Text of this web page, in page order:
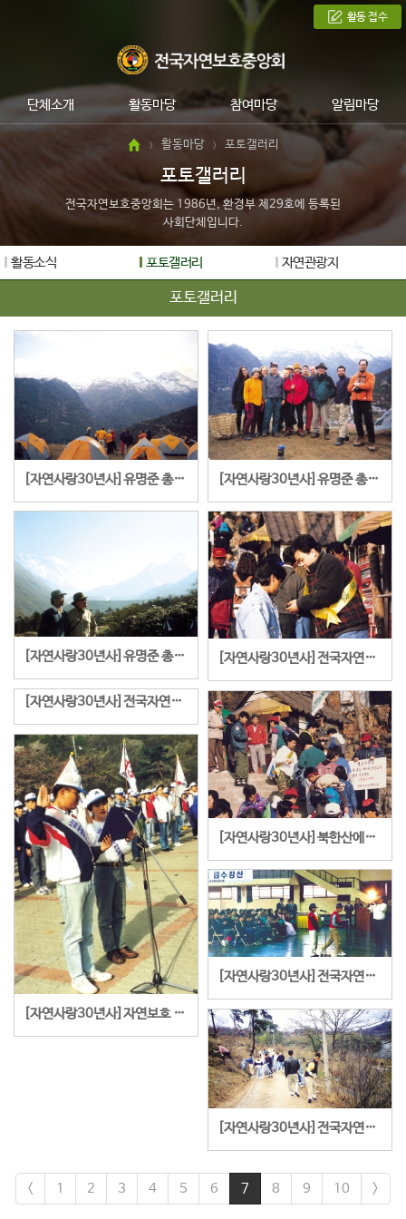
단체소개 활동마당 참여마당 알림마당
활동 접수
> 활동마당 > 포토갤러리
포토갤러리
전국자연보호중앙회는 1986년, 환경부 제29호에 등록된
사회단체입니다.
활동소식 포토갤러리 자연관광지
포토갤러리
[자연사랑30년사]유명준 총재는 국내 환경운동가로는 최초로 에베레스트 등정 길 [자연사랑30년사]유명준 총재는 국내 환경운동가로는 최초로 에베레스트 등정 길
[자연사랑30년사]유명준 총재는 국내 환경운동가로는 최초로 에베레스트 등정 길 [자연사랑30년사]전국자연보호중앙회 SMS청소년탐사단을 이끌고 백두산 등정에 오른 이소희단장과 대원들
[자연사랑30년사]전국자연보호중앙회 SMS청소년탐사단을 이끌고 백두산 등정에 오른 이소희단장과 대원들
[자연사랑30년사]북한산에서 자연보호 캠페인을 전개하고 있는 이영준 대학분과위원장
[자연사랑30년사]자연보호 헌장 낭독
[자연사랑30년사]전국자연보호중앙회 청소년 및 어린이 봉사단 자연보호활동 이모저모
[자연사랑30년사]전국자연보호중앙회 청소년 및 어린이 봉사단 자연보호활동 이모저모
< 1 2 3 4 5 6 7 8 9 10 >